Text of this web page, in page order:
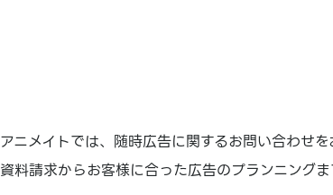
アニメイトでは、随時広告に関するお問い合わせを
資料請求からお客様に合った広告のプランニング